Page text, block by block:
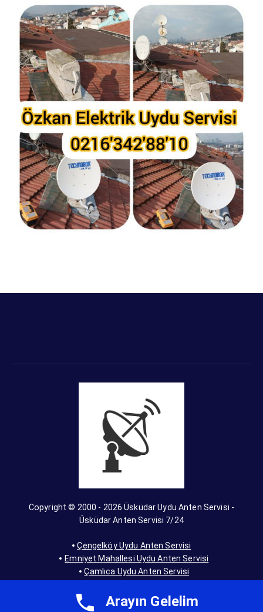
Copyright © 2000 - 2026 Üsküdar Uydu Anten Servisi -
Üsküdar Anten Servisi 7/24
Çengelköy Uydu Anten Servisi
Emniyet Mahallesi Uydu Anten Servisi
Çamlıca Uydu Anten Servisi
Fıstıkağacı Uydu Anten Servisi
Arayın Gelelim